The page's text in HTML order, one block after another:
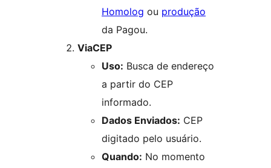
Homolog ou produção
da Pagou.
ViaCEP
Uso: Busca de endereço
a partir do CEP
informado.
Dados Enviados: CEP
digitado pelo usuário.
Quando: No momento